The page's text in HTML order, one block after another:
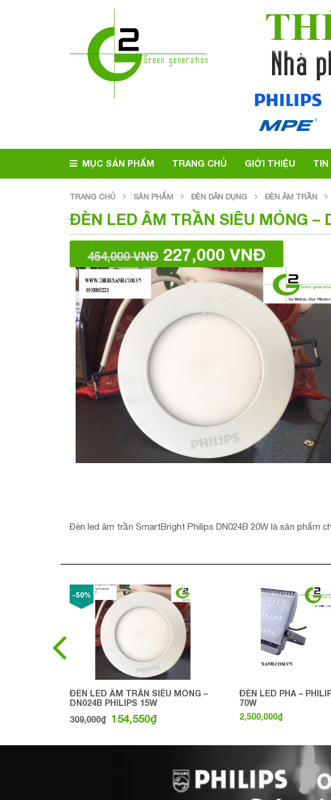
MỤC SẢN PHẨM TRANG CHỦ GIỚI THIỆU
TRANG CHỦ SẢN PHẨM ĐÈN DÂN DỤNG ĐÈN ÂM TRẦN
ĐÈN LED ÂM TRẦN SIÊU MỎNG –
454,000 VNĐ 227,000 VNĐ
Đèn led âm trần SmartBright Philips DN024B 20W là sản phẩm
-50%
ĐÈN LED ÂM TRẦN SIÊU MỎNG –
DN024B PHILIPS 15W
309,000₫ 154,550₫
ĐÈN LED PHA –
70W
2,500,000₫